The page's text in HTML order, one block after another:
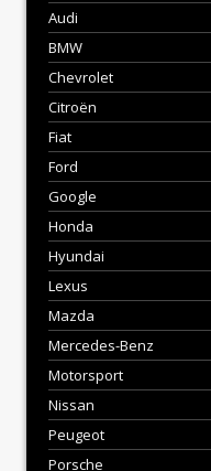
Audi
BMW
Chevrolet
Citroën
Fiat
Ford
Google
Honda
Hyundai
Lexus
Mazda
Mercedes-Benz
Motorsport
Nissan
Peugeot
Porsche